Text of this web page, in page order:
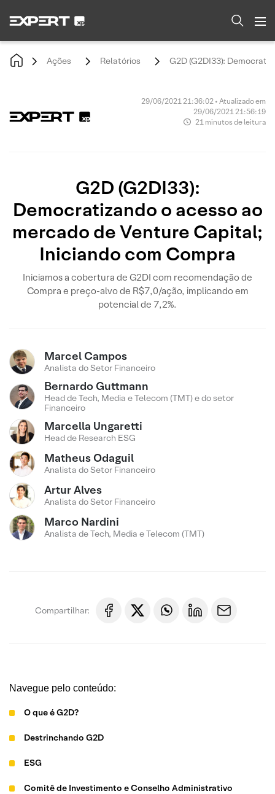
Ações Relatórios G2D (G2DI33):
29/06/2021 21:36:02 • Atualizado em
29/06/2021 21:56:19
21 minutos de leitura
G2D (G2DI33):
Democratizando o acesso ao
mercado de Venture Capital;
Iniciando com Compra
Iniciamos a cobertura de G2DI com recomendação de
Compra e preço-alvo de R$7,0/ação, implicando em
potencial de 7,2%.
Marcel Campos
Analista do Setor Financeiro
Bernardo Guttmann
Head de Tech, Media e Telecom (TMT) e do setor
Financeiro
Marcella Ungaretti
Head de Research ESG
Matheus Odaguil
Analista do Setor Financeiro
Artur Alves
Analista do Setor Financeiro
Marco Nardini
Analista de Tech, Media e Telecom (TMT)
Compartilhar:
Navegue pelo conteúdo:
O que é G2D?
Destrinchando G2D
ESG
Comitê de Investimento e Conselho Administrativo